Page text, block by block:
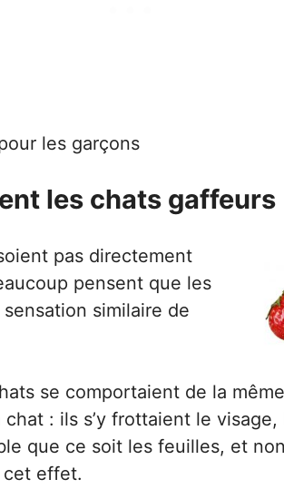
les garçons
les chats gaffeurs
pas directement
pensent que les
similaire de
se comportaient de la
chat : ils s’y frottaient le
que ce soit les feuilles, et
cet effet.